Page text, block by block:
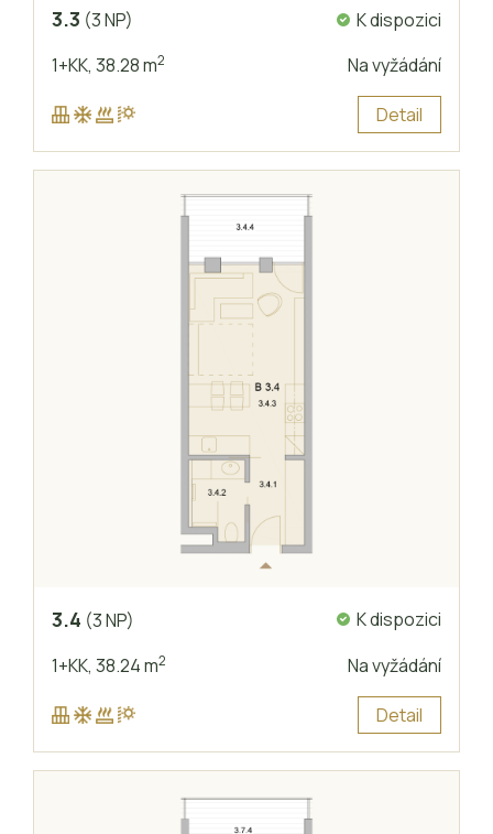
3.3 (3 NP)
K dispozici
1+KK, 38.28 m2 Na vyžádání
Detail
3.4 (3 NP)
K dispozici
1+KK, 38.24 m2 Na vyžádání
Detail